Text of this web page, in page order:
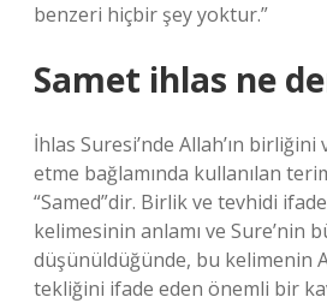
benzeri hiçbir şey yoktur.”
Samet ihlas ne
İhlas Suresi’nde Allah’ın
etme bağlamında kullanılan
“Samed”dir. Birlik ve tevhidi
kelimesinin anlamı ve Sure’nin
düşünüldüğünde, bu kelimenin
tekliğini ifade eden önemli bir